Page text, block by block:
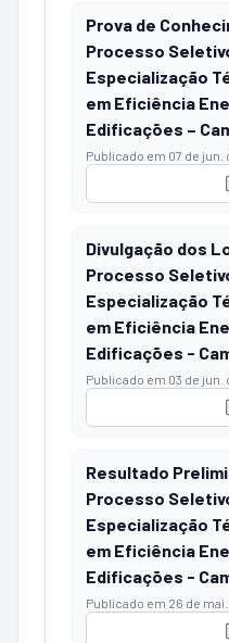
Prova de
Processo
Especialização
em Eficiência
Edificações –
Publicado em 07 de jun.
Divulgação dos
Processo
Especialização
em Eficiência
Edificações -
Publicado em 03 de jun.
Resultado
Processo
Especialização
em Eficiência
Edificações -
Publicado em 26 de